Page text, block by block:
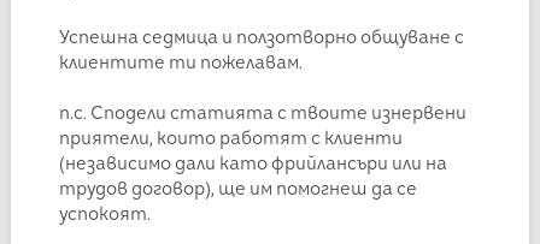
Успешна седмица и ползотворно общуване с
клиентите ти пожелавам.
п.с. Сподели статията с твоите изнервени
приятели, които работят с клиенти
(независимо дали като фрийлансъри или на
трудов договор), ще им помогнеш да се
успокоят.